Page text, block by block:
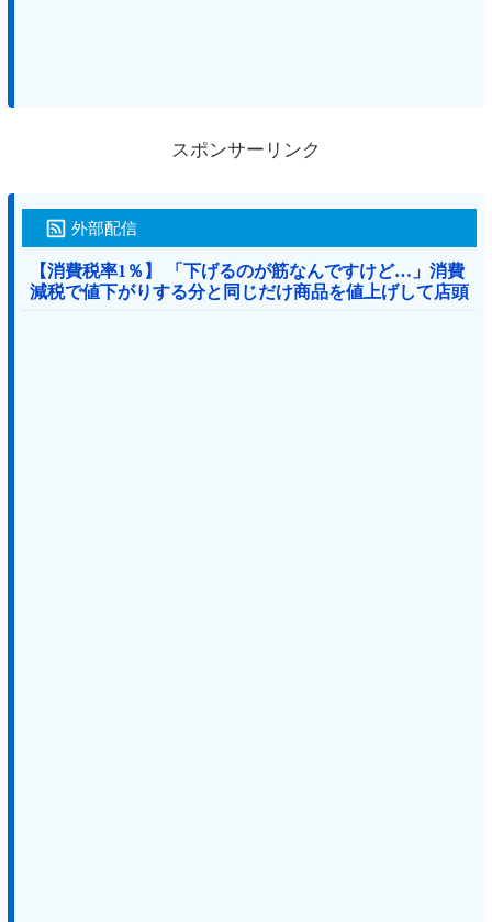
スポンサーリンク
外部配信
【消費税率1％】 「下げるのが筋なんですけど…」消費
減税で値下がりする分と同じだけ商品を値上げして店頭
価格を変えない店も